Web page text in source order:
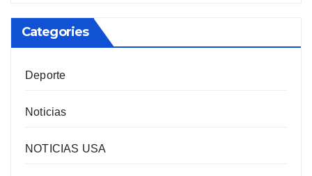
Categories
Deporte
Noticias
NOTICIAS USA